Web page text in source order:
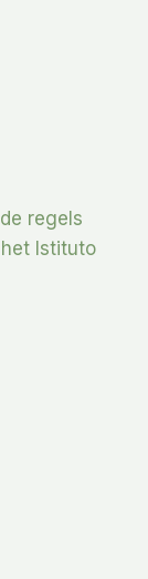
regels
Istituto